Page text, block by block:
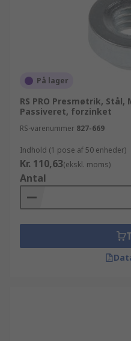
På lager
RS PRO Presmøtrik,
Passiveret, forzinket
RS-varenummer 827-669
Indhold (1 pose af 50 enheder)
Kr. 110,63(ekskl. moms)
Antal